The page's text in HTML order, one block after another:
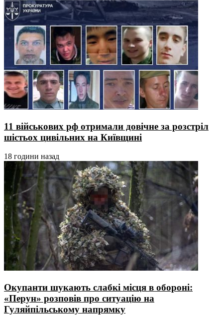
11 військових рф отримали довічне за розстріл
шістьох цивільних на Київщині
18 години назад
Окупанти шукають слабкі місця в обороні:
«Перун» розповів про ситуацію на
Гуляйпільському напрямку